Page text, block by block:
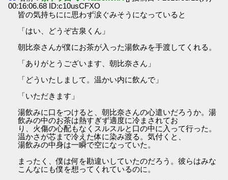
00:16:06.68 ID:c10usCFXO
皆の気持ちにに思わず涙ぐみそうになっていると
「はい、どうぞ古泉くん」
朝比奈さんが僕にお茶が入った湯飲みを手渡してくれる。
「ありがとうございます、朝比奈さん」
「どういたしまして。温かい内に飲んで」
「いただきます」
湯飲みに口をつけると、朝比奈さんの心遣いだろうか。湯
飲みの中のお茶は熱すぎず適度に冷まされてお
り、火傷の心配もなくスルスルと口の中に入って行った。
温かさが芯まで冷えた体に染み渡る。気付くと、
湯飲みの中身は一瞬で空になっていた。
まったく、僕は何を勘違いしていたのだろう。彼らはみな
こんなにも僕を想ってくれているのに。